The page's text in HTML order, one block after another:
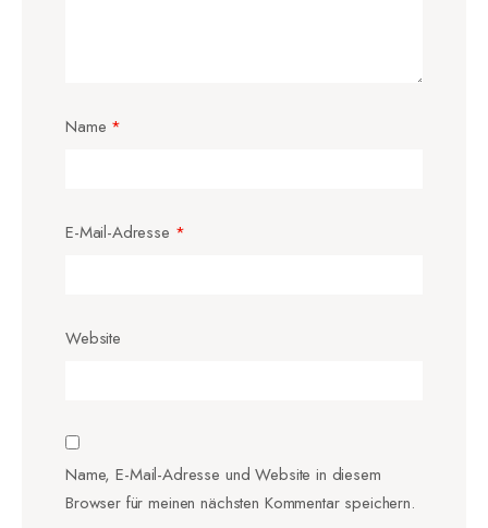
Name *
E-Mail-Adresse *
Website
Name, E-Mail-Adresse und Website in diesem
Browser für meinen nächsten Kommentar speichern.